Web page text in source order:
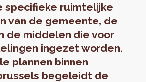
specifieke ruimtelijke
van de gemeente, de
de middelen die voor
ingezet worden.
plannen binnen
begeleidt de